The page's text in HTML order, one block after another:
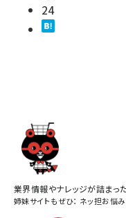
24
業界情報やナレッジが詰まっ
姉妹サイトもぜひ： ネッ担お悩